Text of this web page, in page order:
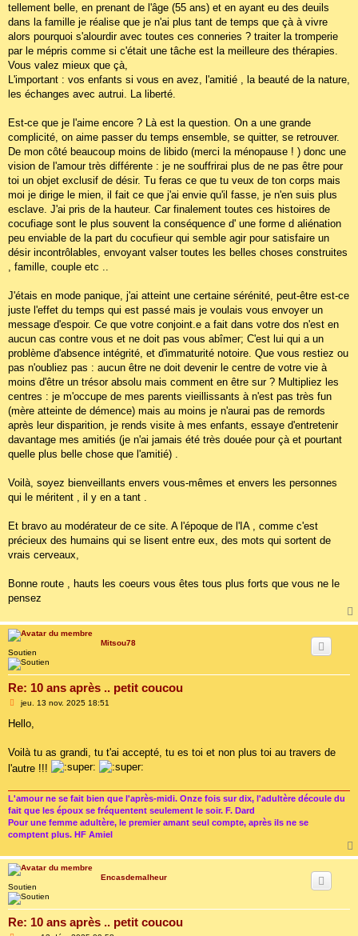
tellement belle, en prenant de l'âge (55 ans) et en ayant eu des deuils
dans la famille je réalise que je n'ai plus tant de temps que çà à vivre
alors pourquoi s'alourdir avec toutes ces conneries ? traiter la tromperie
par le mépris comme si c'était une tâche est la meilleure des thérapies.
Vous valez mieux que çà,
L'important : vos enfants si vous en avez, l'amitié , la beauté de la nature,
les échanges avec autrui. La liberté.
Est-ce que je l'aime encore ? Là est la question. On a une grande
complicité, on aime passer du temps ensemble, se quitter, se retrouver.
De mon côté beaucoup moins de libido (merci la ménopause ! ) donc une
vision de l'amour très différente : je ne souffrirai plus de ne pas être pour
toi un objet exclusif de désir. Tu feras ce que tu veux de ton corps mais
moi je dirige le mien, il fait ce que j'ai envie qu'il fasse, je n'en suis plus
esclave. J'ai pris de la hauteur. Car finalement toutes ces histoires de
cocufiage sont le plus souvent la conséquence d' une forme d aliénation
peu enviable de la part du cocufieur qui semble agir pour satisfaire un
désir incontrôlables, envoyant valser toutes les belles choses construites
, famille, couple etc ..
J'étais en mode panique, j'ai atteint une certaine sérénité, peut-être est-ce
juste l'effet du temps qui est passé mais je voulais vous envoyer un
message d'espoir. Ce que votre conjoint.e a fait dans votre dos n'est en
aucun cas contre vous et ne doit pas vous abîmer; C'est lui qui a un
problème d'absence intégrité, et d'immaturité notoire. Que vous restiez ou
pas n'oubliez pas : aucun être ne doit devenir le centre de votre vie à
moins d'être un trésor absolu mais comment en être sur ? Multipliez les
centres : je m'occupe de mes parents vieillissants à n'est pas très fun
(mère atteinte de démence) mais au moins je n'aurai pas de remords
après leur disparition, je rends visite à mes enfants, essaye d'entretenir
davantage mes amitiés (je n'ai jamais été très douée pour çà et pourtant
quelle plus belle chose que l'amitié) .
Voilà, soyez bienveillants envers vous-mêmes et envers les personnes
qui le méritent , il y en a tant .
Et bravo au modérateur de ce site. A l'époque de l'IA , comme c'est
précieux des humains qui se lisent entre eux, des mots qui sortent de
vrais cerveaux,
Bonne route , hauts les coeurs vous êtes tous plus forts que vous ne le
pensez
Mitsou78
Soutien
Re: 10 ans après .. petit coucou
M
s
g
jeu. 13 nov. 2025 18:51
Hello,
Voilà tu as grandi, tu t'ai accepté, tu es toi et non plus toi au travers de
l'autre !!!
L'amour ne se fait bien que l'après-midi. Onze fois sur dix, l'adultère découle du
fait que les époux se fréquentent seulement le soir. F. Dard
Pour une femme adultère, le premier amant seul compte, après ils ne se
comptent plus. HF Amiel
Encasdemalheur
Soutien
Re: 10 ans après .. petit coucou